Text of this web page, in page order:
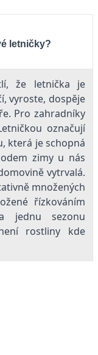
letničky?
že letnička je
vyroste, dospěje
Pro zahradníky
označují
která je schopná
zimy u nás
vytrvalá.
množených
řízkováním
jednu sezonu
rostliny kde